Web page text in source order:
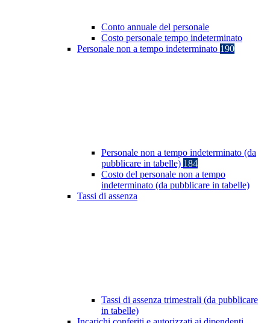
Conto annuale del personale
Costo personale tempo indeterminato
Personale non a tempo indeterminato 190
Personale non a tempo indeterminato (da
pubblicare in tabelle) 184
Costo del personale non a tempo
indeterminato (da pubblicare in tabelle)
Tassi di assenza
Tassi di assenza trimestrali (da pubblicare
in tabelle)